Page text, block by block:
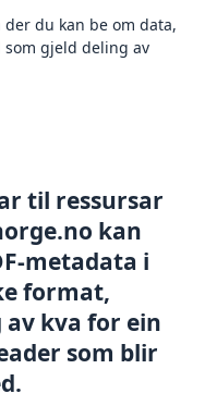
du kan be om data,
gjeld deling av
til ressursar
kan
metadata i
format,
av kva for ein
som blir